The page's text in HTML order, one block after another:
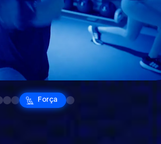
Boxe Kickboxe
Muay Thai
Speed & Power
ForçaMeditação